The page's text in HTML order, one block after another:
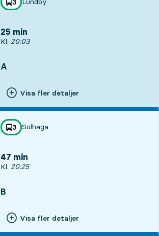
linje
3
mot
,
25 min
Avgår, Kl. 20:03, om 25 min
Kl. 20:03
A
Visa fler detaljer
linje
3
mot
Solhaga
,
47 min
Avgår, Kl. 20:25, om 47 min
Kl. 20:25
B
Visa fler detaljer